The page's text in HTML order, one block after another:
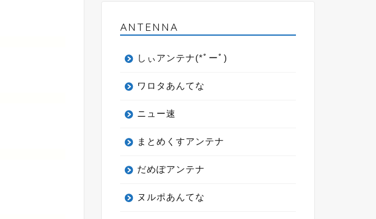
ANTENNA
しぃアンテナ(*ﾟーﾟ)
ワロタあんてな
ニュー速
まとめくすアンテナ
だめぽアンテナ
ヌルポあんてな